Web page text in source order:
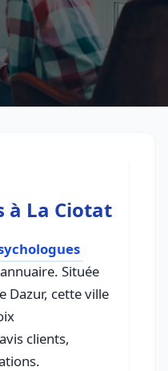
à La Ciotat
Située
Dazur, cette ville
clients,